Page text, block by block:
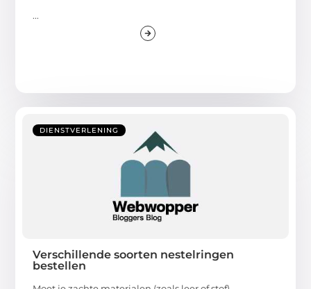
...
DIENSTVERLENING
Verschillende soorten nestelringen
bestellen